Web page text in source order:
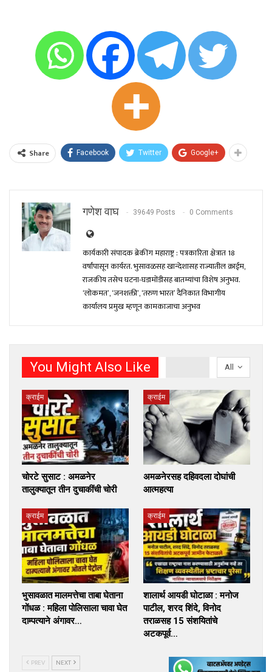
Share Facebook Twitter Google+
गणेश वाघ 39649 Posts 0 Comments
कार्यकारी संपादक ब्रेकींग महाराष्ट्र : पत्रकारिता क्षेत्रात 18
वर्षांपासून कार्यरत. भुसावळसह खान्देशासह राज्यातील क्राईम,
राजकीय तसेच घटना-घडामोंडीसह बातम्यांचा विशेष अनुभव.
‘लोकमत’, ‘जनशक्ती’, ‘तरुण भारत’ दैनिकात विभागीय
कार्यालय प्रमुख म्हणून कामकाजाचा अनुभव
All
You Might Also Like
क्राईम
चोरटे सुसाट : अमळनेर
तालुक्यातून तीन दुचाकींची चोरी
क्राईम
अमळनेरसह दहिवदला दोघांची
आत्महत्या
क्राईम
भुसावळात मालमत्तेचा ताबा घेताना
गोंधळ : महिला पोलिसाला चावा घेत
दाम्पत्याने अंगावर…
क्राईम
शालार्थ आयडी घोटाळा : मनोज
पाटील, शरद शिंदे, विनोद
तराळसह 15 संशयितांचे
अटकपूर्व…
PREV NEXT